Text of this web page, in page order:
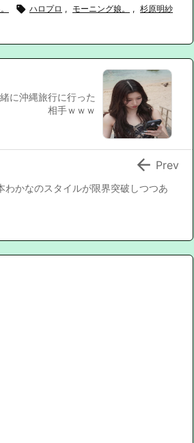
 ハロプロ , モーニング娘。 , 杉原明紗
に沖縄旅行に行った
相手ｗｗｗ
わかなのスタイルが限界突破しつつあ
 Prev